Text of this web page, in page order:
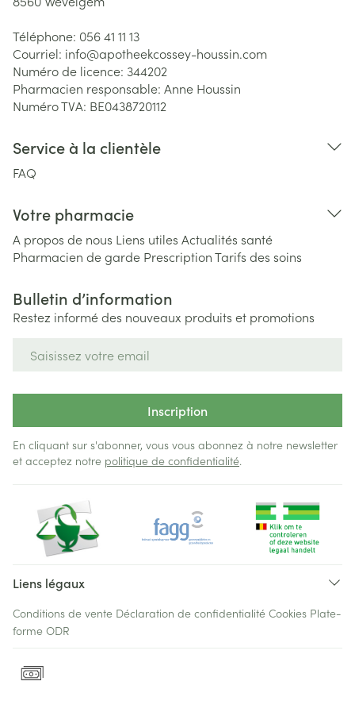
Téléphone: 056 41 11 13
Courriel: info@apotheekcossey-houssin.com
Numéro de licence: 344202
Pharmacien responsable: Anne Houssin
Numéro TVA: BE0438720112
Service à la clientèle
FAQ
Votre pharmacie
A propos de nous Liens utiles Actualités santé
Pharmacien de garde PrescriptionTarifs des soins
Bulletin d’information
Restez informé des nouveaux produits et promotions
Inscription
En cliquant sur s'abonner, vous vous abonnez à notre newsletter
et acceptez notre politique de confidentialité.
Liens légaux
Conditions de vente Déclaration de confidentialité Cookies Plate-
forme ODR